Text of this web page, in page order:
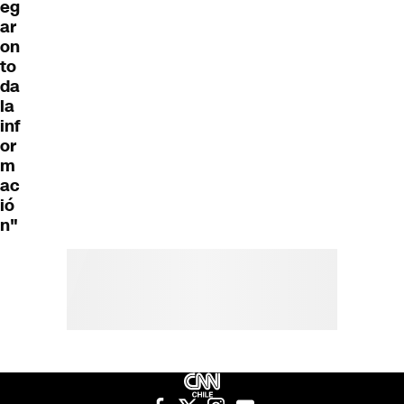
eg
ar
on
to
da
la
inf
or
m
ac
ió
n"